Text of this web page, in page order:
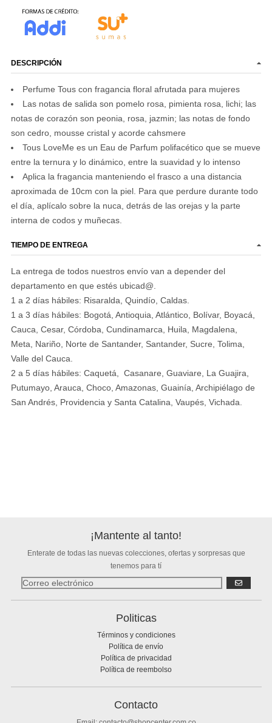
DESCRIPCIÓN
Perfume Tous con fragancia floral afrutada para mujeres
Las notas de salida son pomelo rosa, pimienta rosa, lichi; las
notas de corazón son peonia, rosa, jazmin; las notas de fondo
son cedro, mousse cristal y acorde cahsmere
Tous LoveMe es un Eau de Parfum polifacético que se mueve
entre la ternura y lo dinámico, entre la suavidad y lo intenso
Aplica la fragancia manteniendo el frasco a una distancia
aproximada de 10cm con la piel. Para que perdure durante todo
el día, aplícalo sobre la nuca, detrás de las orejas y la parte
interna de codos y muñecas.
TIEMPO DE ENTREGA
La entrega de todos nuestros envío van a depender del
departamento en que estés ubicad@.
1 a 2 días hábiles: Risaralda, Quindío, Caldas.
1 a 3 días hábiles: Bogotá, Antioquia, Atlántico, Bolívar, Boyacá,
Cauca, Cesar, Córdoba, Cundinamarca, Huila, Magdalena,
Meta, Nariño, Norte de Santander, Santander, Sucre, Tolima,
Valle del Cauca.
2 a 5 días hábiles: Caquetá, Casanare, Guaviare, La Guajira,
Putumayo, Arauca, Choco, Amazonas, Guainía, Archipiélago de
San Andrés, Providencia y Santa Catalina, Vaupés, Vichada.
¡Mantente al tanto!
Enterate de todas las nuevas colecciones, ofertas y sorpresas que
tenemos para tí
Politicas
Términos y condiciones
Política de envío
Política de privacidad
Política de reembolso
Contacto